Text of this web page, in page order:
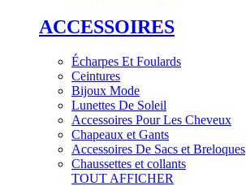
ACCESSOIRES
Écharpes Et Foulards
Ceintures
Bijoux Mode
Lunettes De Soleil
Accessoires Pour Les Cheveux
Chapeaux et Gants
Accessoires De Sacs et Breloques
Chaussettes et collants
TOUT AFFICHER